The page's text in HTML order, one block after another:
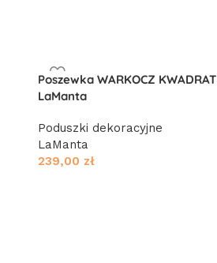
Poszewka WARKOCZ KWADRAT
LaManta
Poduszki dekoracyjne
LaManta
239,00 zł